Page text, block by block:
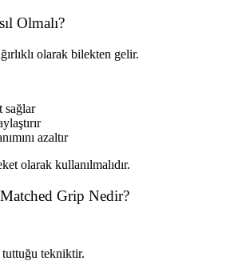
Olmalı?
olarak bilekten gelir.
sağlar
azaltır
olarak kullanılmalıdır.
Grip Nedir?
tekniktir.